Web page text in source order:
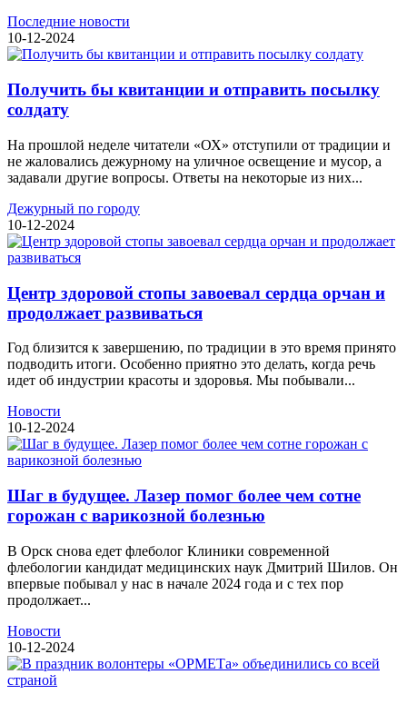
Последние новости
10-12-2024
Получить бы квитанции и отправить посылку
солдату
На прошлой неделе читатели «ОХ» отступили от традиции и
не жаловались дежурному на уличное освещение и мусор, а
задавали другие вопросы. Ответы на некоторые из них...
Дежурный по городу
10-12-2024
Центр здоровой стопы завоевал сердца орчан и
продолжает развиваться
Год близится к завершению, по традиции в это время принято
подводить итоги. Особенно приятно это делать, когда речь
идет об индустрии красоты и здоровья. Мы побывали...
Новости
10-12-2024
Шаг в будущее. Лазер помог более чем сотне
горожан с варикозной болезнью
В Орск снова едет флеболог Клиники современной
флебологии кандидат медицинских наук Дмитрий Шилов. Он
впервые побывал у нас в начале 2024 года и с тех пор
продолжает...
Новости
10-12-2024